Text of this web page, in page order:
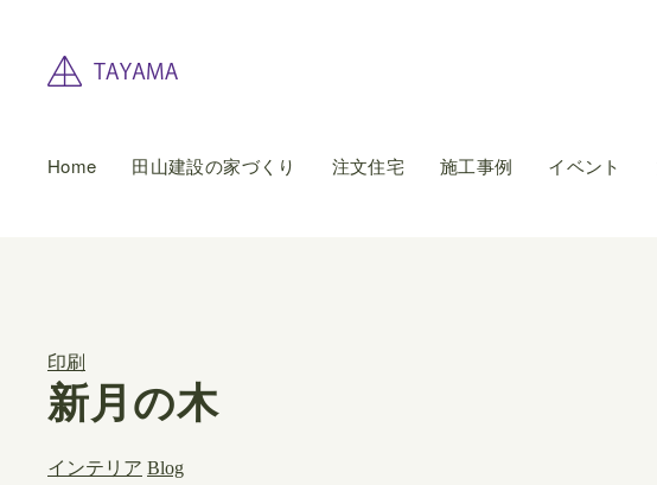
Home 田山建設の家づくり 注文住宅 施工事例 イベント
印刷
新月の木
インテリア Blog